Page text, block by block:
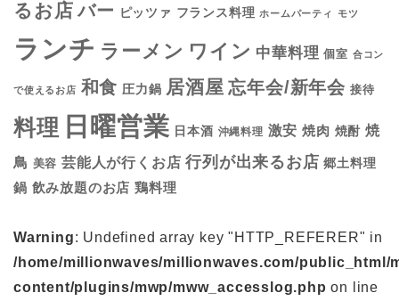
るお店 バー ピッツァ フランス料理 ホームパーティ モツ
ランチ ラーメン ワイン 中華料理 個室 合コン
で使えるお店 和食 圧力鍋 居酒屋 忘年会/新年会 接待
料理 日曜営業 日本酒 沖縄料理 激安 焼肉 焼酎 焼
鳥 美容 芸能人が行くお店 行列が出来るお店 郷土料理
鍋 飲み放題のお店 鶏料理
Warning: Undefined array key "HTTP_REFERER" in
/home/millionwaves/millionwaves.com/public_html/
content/plugins/mwp/mww_accesslog.php on line